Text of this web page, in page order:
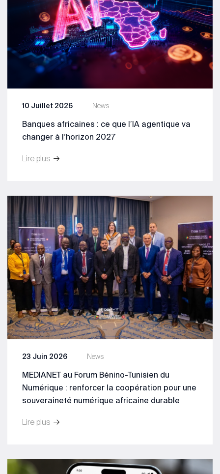
News
10 Juillet 2026
Banques africaines : ce que l’IA agentique va
changer à l’horizon 2027
Lire plus
News
23 Juin 2026
MEDIANET au Forum Bénino-Tunisien du
Numérique : renforcer la coopération pour une
souveraineté numérique africaine durable
Lire plus